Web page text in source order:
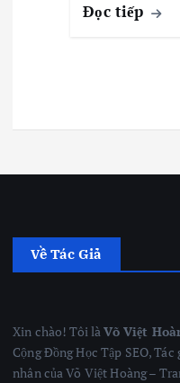
Đọc tiếp
Về Tác Giả
Xin chào! Tôi làVõ Việt
Cộng Đồng Học Tập SEO,
nhân của Võ Việt Hoàng –